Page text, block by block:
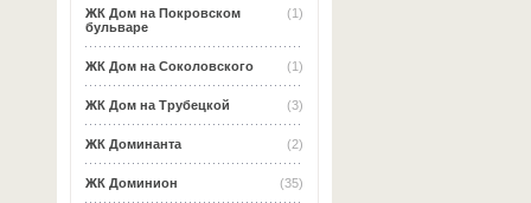
(1)
ЖК Дом на Покровском
бульваре
(1)
ЖК Дом на Соколовского
(3)
ЖК Дом на Трубецкой
(2)
ЖК Доминанта
(35)
ЖК Доминион